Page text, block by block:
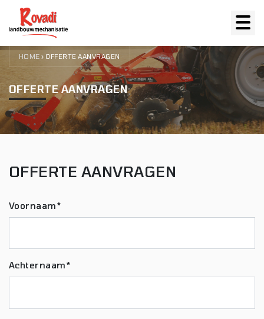
HOME › OFFERTE AANVRAGEN
OFFERTE AANVRAGEN
OFFERTE AANVRAGEN
Voornaam*
Achternaam*